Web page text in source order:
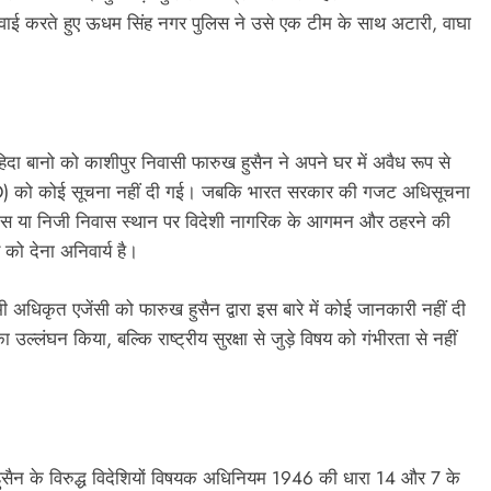
करते हुए ऊधम सिंह नगर पुलिस ने उसे एक टीम के साथ अटारी, वाघा
बानो को काशीपुर निवासी फारुख हुसैन ने अपने घर में अवैध रूप से
को कोई सूचना नहीं दी गई। जबकि भारत सरकार की गजट अधिसूचना
या निजी निवास स्थान पर विदेशी नागरिक के आगमन और ठहरने की
देना अनिवार्य है।
एजेंसी को फारुख हुसैन द्वारा इस बारे में कोई जानकारी नहीं दी
किया, बल्कि राष्ट्रीय सुरक्षा से जुड़े विषय को गंभीरता से नहीं
के विरुद्ध विदेशियों विषयक अधिनियम 1946 की धारा 14 और 7 के